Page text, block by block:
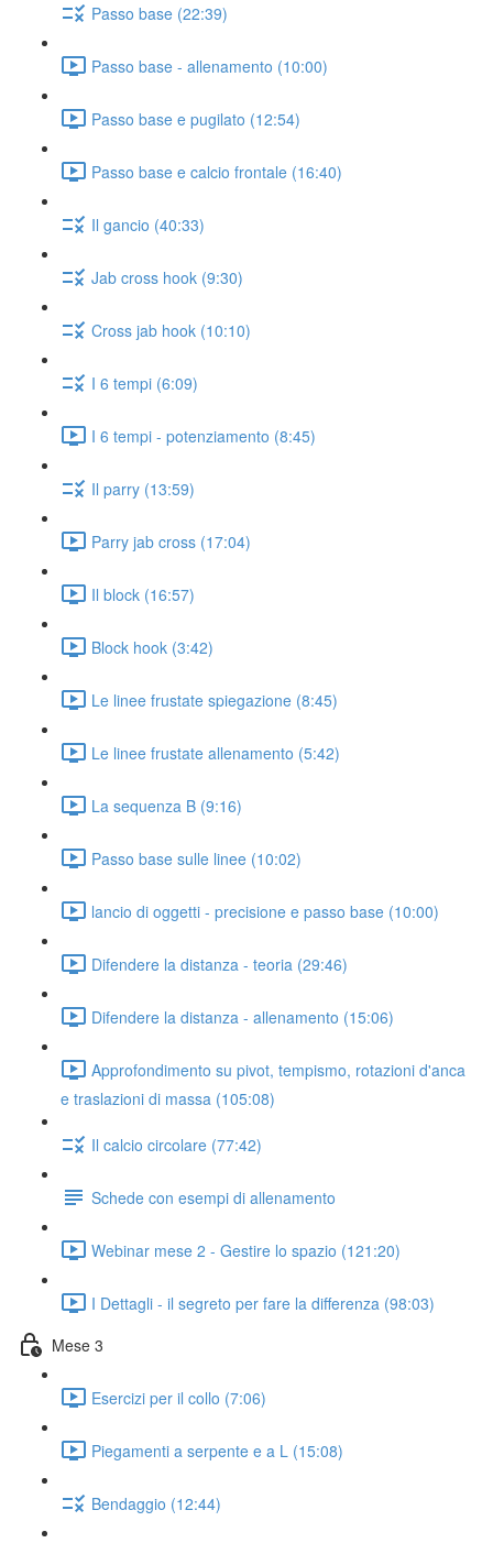
Passo base (22:39)
Passo base - allenamento (10:00)
Passo base e pugilato (12:54)
Passo base e calcio frontale (16:40)
Il gancio (40:33)
Jab cross hook (9:30)
Cross jab hook (10:10)
I 6 tempi (6:09)
I 6 tempi - potenziamento (8:45)
Il parry (13:59)
Parry jab cross (17:04)
Il block (16:57)
Block hook (3:42)
Le linee frustate spiegazione (8:45)
Le linee frustate allenamento (5:42)
La sequenza B (9:16)
Passo base sulle linee (10:02)
lancio di oggetti - precisione e passo base (10:00)
Difendere la distanza - teoria (29:46)
Difendere la distanza - allenamento (15:06)
Approfondimento su pivot, tempismo, rotazioni d'anca
e traslazioni di massa (105:08)
Il calcio circolare (77:42)
Schede con esempi di allenamento
Webinar mese 2 - Gestire lo spazio (121:20)
I Dettagli - il segreto per fare la differenza (98:03)
Mese 3
Esercizi per il collo (7:06)
Piegamenti a serpente e a L (15:08)
Bendaggio (12:44)